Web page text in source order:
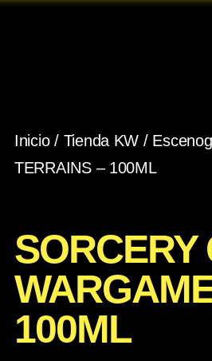
Inicio/ Tienda KW /
TERRAINS – 100ML
SORCERY
100ML